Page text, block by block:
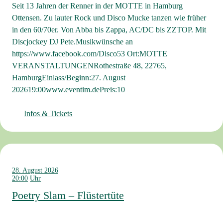
Seit 13 Jahren der Renner in der MOTTE in Hamburg
Ottensen. Zu lauter Rock und Disco Mucke tanzen wie früher
in den 60/70er. Von Abba bis Zappa, AC/DC bis ZZTOP. Mit
Discjockey DJ Pete.Musikwünsche an
https://www.facebook.com/Disco53 Ort:MOTTE
VERANSTALTUNGENRothestraße 48, 22765,
HamburgEinlass/Beginn:27. August
202619:00www.eventim.dePreis:10
Infos & Tickets
28. August 2026
20:00
Poetry Slam – Flüstertüte